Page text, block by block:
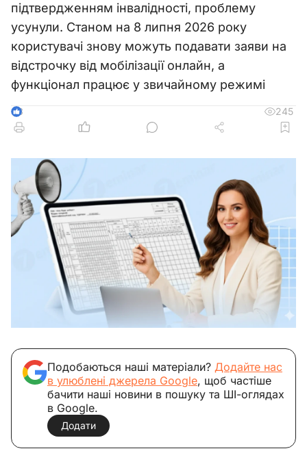
підтвердженням інвалідності, проблему
усунули. Станом на 8 липня 2026 року
користувачі знову можуть подавати заяви на
відстрочку від мобілізації онлайн, а
функціонал працює у звичайному режимі
3 245
Подобаються наші матеріали? Додайте нас
в улюблені джерела Google, щоб частіше
бачити наші новини в пошуку та ШІ-оглядах
в Google.
Додати